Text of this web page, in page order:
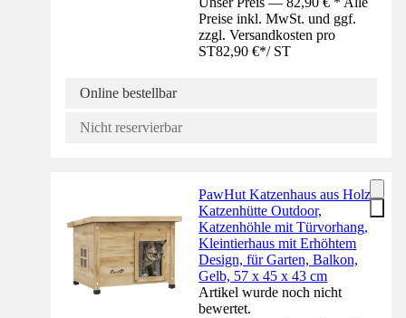
Preise inkl. MwSt. und ggf.
zzgl. Versandkosten pro
ST82,90 €*/ ST
Online bestellbar
Nicht reservierbar
PawHut Katzenhaus aus Holz,
Katzenhütte Outdoor,
Katzenhöhle mit Türvorhang,
Kleintierhaus mit Erhöhtem
Design, für Garten, Balkon,
Gelb, 57 x 45 x 43 cm
Artikel wurde noch nicht
bewertet.